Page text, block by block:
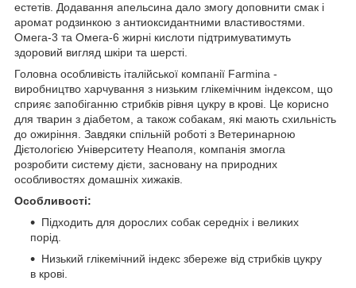
естетів. Додавання апельсина дало змогу доповнити смак і
аромат родзинкою з антиоксидантними властивостями.
Омега-3 та Омега-6 жирні кислоти підтримуватимуть
здоровий вигляд шкіри та шерсті.
Головна особливість італійської компанії Farmina -
виробництво харчування з низьким глікемічним індексом, що
сприяє запобіганню стрибків рівня цукру в крові. Це корисно
для тварин з діабетом, а також собакам, які мають схильність
до ожиріння. Завдяки спільній роботі з Ветеринарною
Дієтологією Університету Неаполя, компанія змогла
розробити систему дієти, засновану на природних
особливостях домашніх хижаків.
Особливості:
Підходить для дорослих собак середніх і великих
порід.
Низький глікемічний індекс збереже від стрибків цукру
в крові.